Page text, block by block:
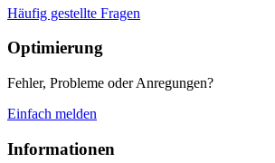
Häufig gestellte Fragen
Optimierung
Fehler, Probleme oder Anregungen?
Einfach melden
Informationen